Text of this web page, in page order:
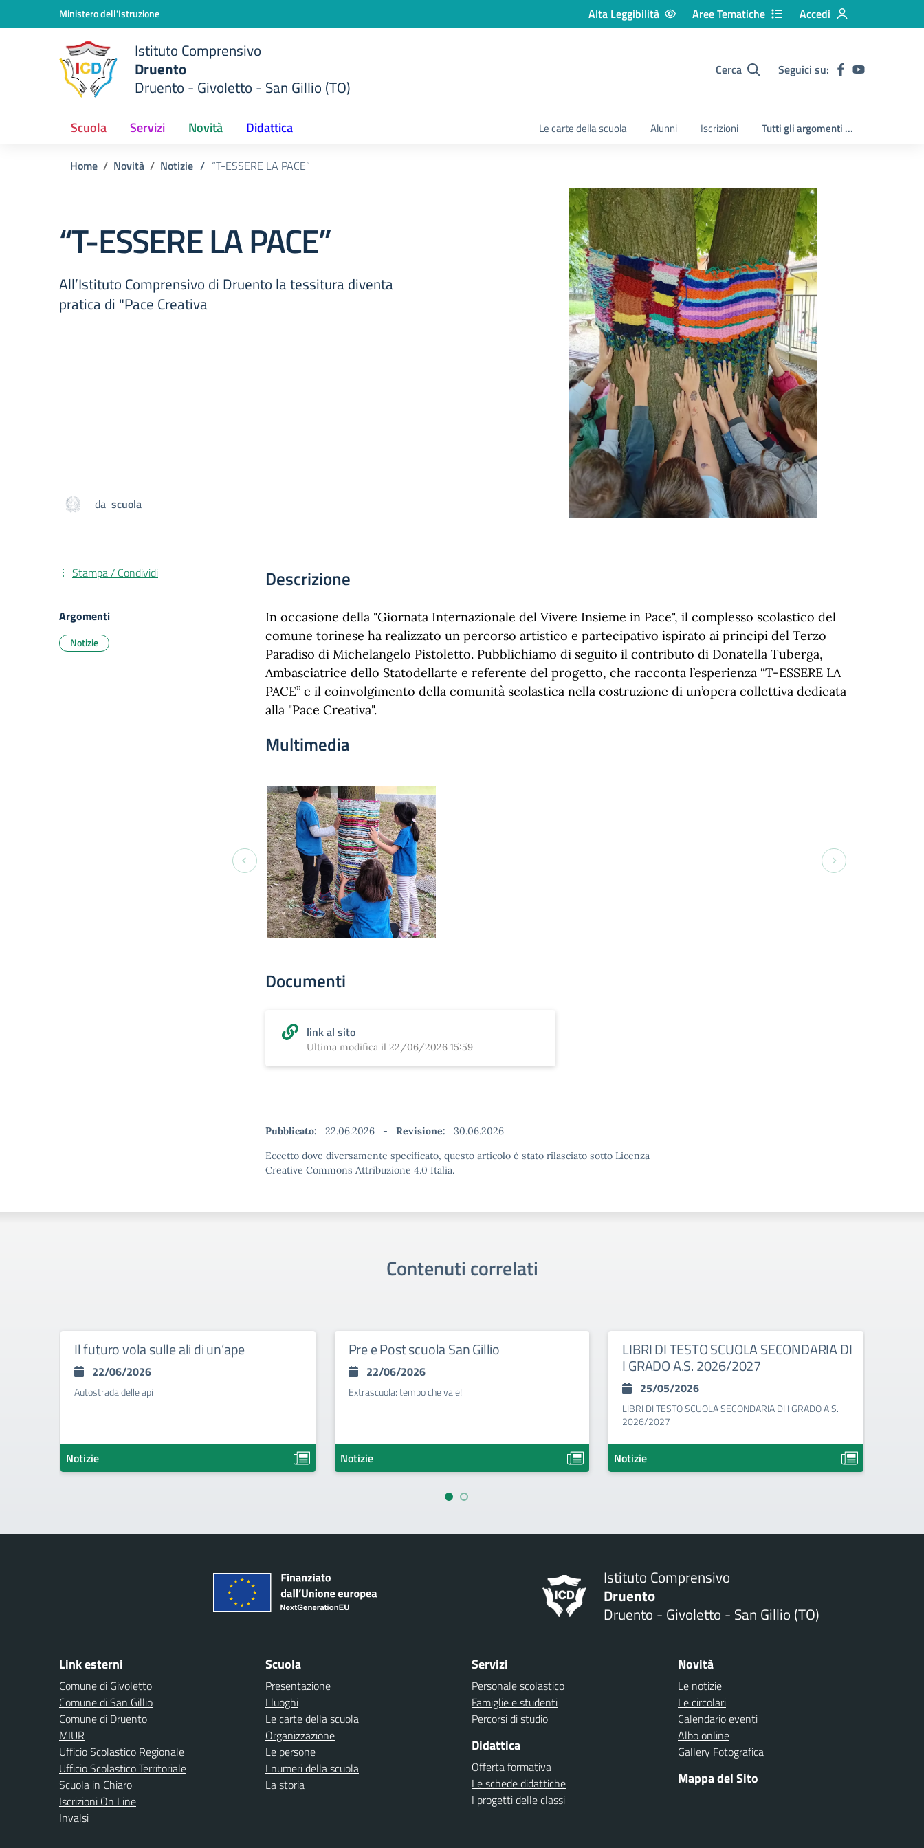
Vai ai contenuti
Vai al menu di navigazione
Ministero dell'Istruzione Alta Leggibilità Aree Tematiche Accedi
Istituto Comprensivo
Druento
Druento - Givoletto - San Gillio (TO)
Cerca Seguici su:
Scuola Servizi Novità Didattica Le carte della scuola Alunni Iscrizioni Tutti gli argomenti ...
Home Novità Notizie / “T-ESSERE LA PACE”
“T-ESSERE LA PACE”
All’Istituto Comprensivo di Druento la tessitura diventa
pratica di "Pace Creativa
da scuola
Descrizione
In occasione della "Giornata Internazionale del Vivere Insieme in Pace", il complesso scolastico del
comune torinese ha realizzato un percorso artistico e partecipativo ispirato ai principi del Terzo
Paradiso di Michelangelo Pistoletto. Pubblichiamo di seguito il contributo di Donatella Tuberga,
Ambasciatrice dello Statodellarte e referente del progetto, che racconta l’esperienza “T-ESSERE LA
PACE” e il coinvolgimento della comunità scolastica nella costruzione di un’opera collettiva dedicata
alla "Pace Creativa".
Multimedia
Documenti
link al sito
Ultima modifica il 22/06/2026 15:59
Pubblicato: 22.06.2026 - Revisione:
30.06.2026
Eccetto dove diversamente specificato, questo articolo è stato rilasciato sotto Licenza
Creative Commons Attribuzione 4.0 Italia.
Stampa / Condividi
Argomenti
Notizie
Contenuti correlati
Il futuro vola sulle ali di un’ape
22/06/2026
Autostrada delle api
Notizie
Pre e Post scuola San Gillio
22/06/2026
Extrascuola: tempo che vale!
Notizie
LIBRI DI TESTO SCUOLA SECONDARIA DI
I GRADO A.S. 2026/2027
25/05/2026
LIBRI DI TESTO SCUOLA SECONDARIA DI I GRADO A.S.
2026/2027
Notizie
Istituto Comprensivo
Druento
Druento - Givoletto - San Gillio (TO)
Link esterni
Comune di Givoletto
Comune di San Gillio
Comune di Druento
MIUR
Ufficio Scolastico Regionale
Ufficio Scolastico Territoriale
Scuola in Chiaro
Iscrizioni On Line
Invalsi
Scuola
Presentazione
I luoghi
Le carte della scuola
Organizzazione
Le persone
I numeri della scuola
La storia
Servizi
Personale scolastico
Famiglie e studenti
Percorsi di studio
Didattica
Offerta formativa
Le schede didattiche
I progetti delle classi
Novità
Le notizie
Le circolari
Calendario eventi
Albo online
Gallery Fotografica
Mappa del Sito